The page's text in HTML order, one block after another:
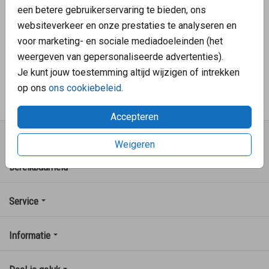
een betere gebruikerservaring te bieden, ons
websiteverkeer en onze prestaties te analyseren en
voor marketing- en sociale mediadoeleinden (het
weergeven van gepersonaliseerde advertenties).
Je kunt jouw toestemming altijd wijzigen of intrekken
op ons ons cookiebeleid.
Accepteren
Weigeren
We streven naar ★★★★★.
Klantenservice: 078 - 620 10 29
Op werkdagen van 09:00 tot 17:00 uur
Mailen mag ook: verkoop@familycards.nl
FamilyCards
Bereikbaarheid
Service
Informatie